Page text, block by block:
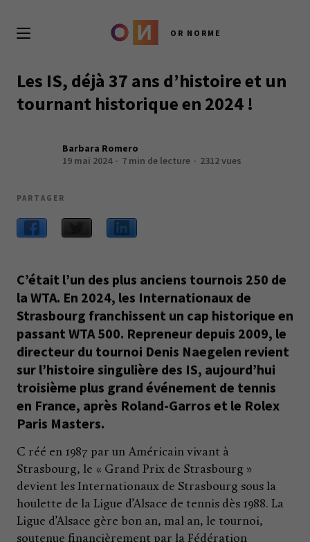
OR NORME
Les IS, déjà 37 ans d’histoire et un
tournant historique en 2024 !
Barbara Romero
19 mai 2024
7 min de lecture 2312 vues
PARTAGER
C’était l’un des plus anciens tournois 250 de
la WTA. En 2024, les Internationaux de
Strasbourg franchissent un cap historique en
passant WTA 500. Repreneur depuis 2009, le
directeur du tournoi Denis Naegelen revient
sur l’histoire singulière des IS, aujourd’hui
troisième plus grand événement de tennis
en France, après Roland-Garros et le Rolex
Paris Masters.
C réé en 1987 par un Américain vivant à
Strasbourg, le « Grand Prix de Strasbourg »
devient les Internationaux de Strasbourg sous la
houlette de la Ligue d’Alsace de tennis dès 1988. La
Ligue d’Alsace gère bon an, mal an, le tournoi,
soutenue financièrement par la Fédération